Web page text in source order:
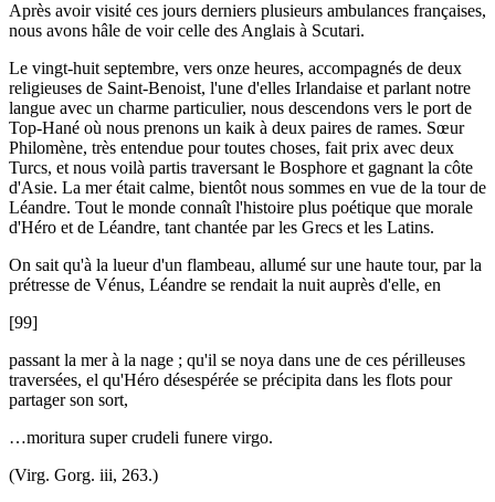
Après avoir visité ces jours derniers plusieurs ambulances françaises,
nous avons hâle de voir celle des Anglais à Scutari.
Le vingt-huit septembre, vers onze heures, accompagnés de deux
religieuses de Saint-Benoist, l'une d'elles Irlandaise et parlant notre
langue avec un charme particulier, nous descendons vers le port de
Top-Hané où nous prenons un kaik à deux paires de rames. Sœur
Philomène, très entendue pour toutes choses, fait prix avec deux
Turcs, et nous voilà partis traversant le Bosphore et gagnant la côte
d'Asie. La mer était calme, bientôt nous sommes en vue de la tour de
Léandre. Tout le monde connaît l'histoire plus poétique que morale
d'Héro et de Léandre, tant chantée par les Grecs et les Latins.
On sait qu'à la lueur d'un flambeau, allumé sur une haute tour, par la
prétresse de Vénus, Léandre se rendait la nuit auprès d'elle, en
[99]
passant la mer à la nage ; qu'il se noya dans une de ces périlleuses
traversées, el qu'Héro désespérée se précipita dans les flots pour
partager son sort,
…moritura super crudeli funere virgo.
(Virg. Gorg. iii, 263.)